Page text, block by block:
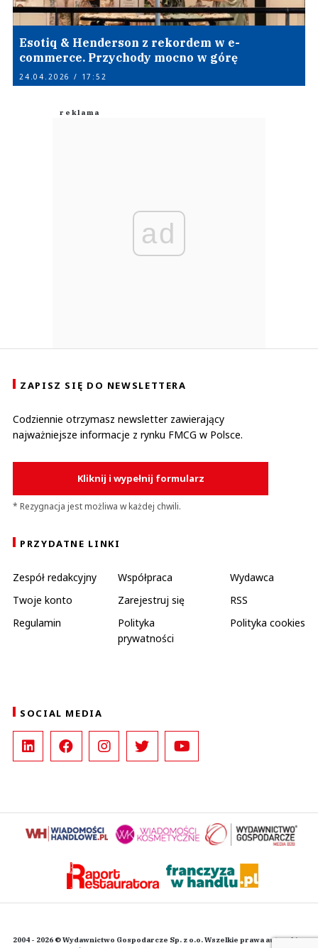
Esotiq & Henderson z rekordem w e-
commerce. Przychody mocno w górę
24.04.2026 / 17:52
ad
ZAPISZ SIĘ DO NEWSLETTERA
Codziennie otrzymasz newsletter zawierający
najważniejsze informacje z rynku FMCG w Polsce.
Kliknij i wypełnij formularz
* Rezygnacja jest możliwa w każdej chwili.
PRZYDATNE LINKI
Zespół redakcyjny Współpraca
Wydawca
Twoje konto
Zarejestruj się
RSS
Regulamin
Polityka
prywatności
Polityka cookies
SOCIAL MEDIA
2004 - 2026 © Wydawnictwo Gospodarcze Sp. z o.o. Wszelkie prawa autorskie